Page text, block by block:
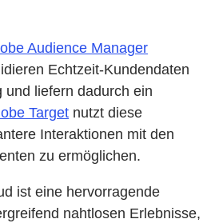
Audience Manager
Echtzeit-Kundendaten
und liefern dadurch ein
Target nutzt diese
Interaktionen mit den
zu ermöglichen.
ist eine hervorragende
nahtlosen Erlebnisse,